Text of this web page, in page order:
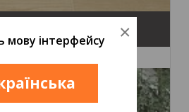
×
мову інтерфейсу